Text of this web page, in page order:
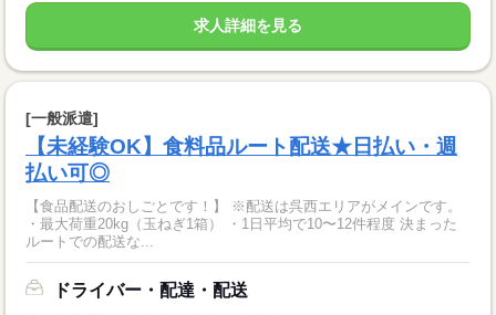
求人詳細を見る
[一般派遣]
【未経験OK】食料品ルート配送★日払い・週
払い可◎
【食品配送のおしごとです！】 ※配送は呉西エリアがメインです。
・最大荷重20kg（玉ねぎ1箱） ・1日平均で10〜12件程度 決まった
ルートでの配送な...
ドライバー・配達・配送